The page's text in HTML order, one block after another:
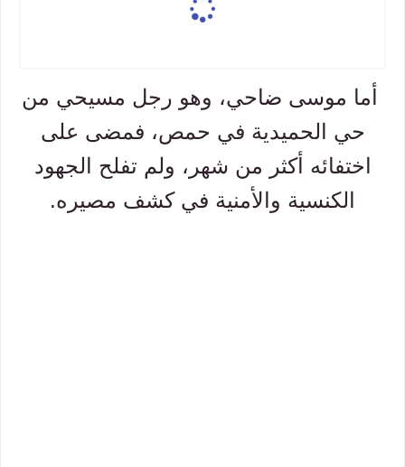
أما موسى ضاحي، وهو رجل مسيحي من
حي الحميدية في حمص، فمضى على
اختفائه أكثر من شهر، ولم تفلح الجهود
الكنسية والأمنية في كشف مصيره.